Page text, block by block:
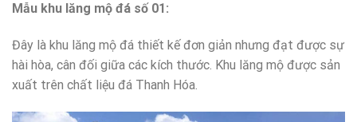
Mẫu khu lăng mộ đá số 01:
Đây là khu lăng mộ đá thiết kế đơn giản nhưng đạt được sự
hài hòa, cân đối giữa các kích thước. Khu lăng mộ được sản
xuất trên chất liệu đá Thanh Hóa.